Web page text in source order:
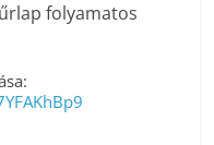
folyamatos